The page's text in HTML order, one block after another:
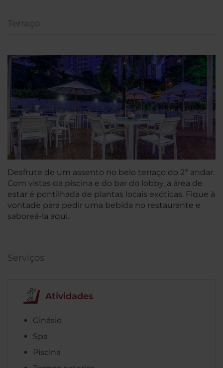
Terraço
Desfrute de um assento no belo terraço do 2º andar.
Com vistas da piscina e do bar do lobby, a área de
estar é pontilhada de plantas locais exóticas. Fique à
vontade para pedir uma bebida no restaurante e
saboreá-la aqui.
Serviços
Atividades
Ginásio
Spa
Piscina